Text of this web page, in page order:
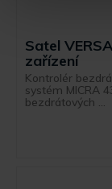
Satel
zařízení
Kontrolér
systém MICRA
bezdrátových ...